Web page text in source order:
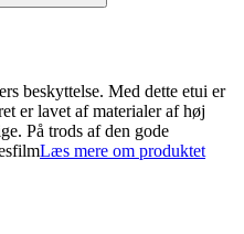
beskyttelse. Med dette etui er
er lavet af materialer af høj
På trods af den gode
Læs mere om produktet